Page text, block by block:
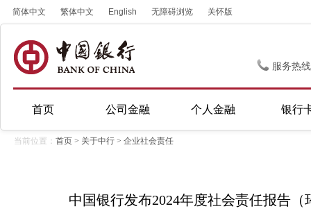
简体中文 繁体中文 English 无障碍浏览 关怀版
服务热
首页 公司金融 个人金融 银行
当前位置： 首页 > 关于中行 > 企业社会责任
中国银行发布2024年度社会责任报告